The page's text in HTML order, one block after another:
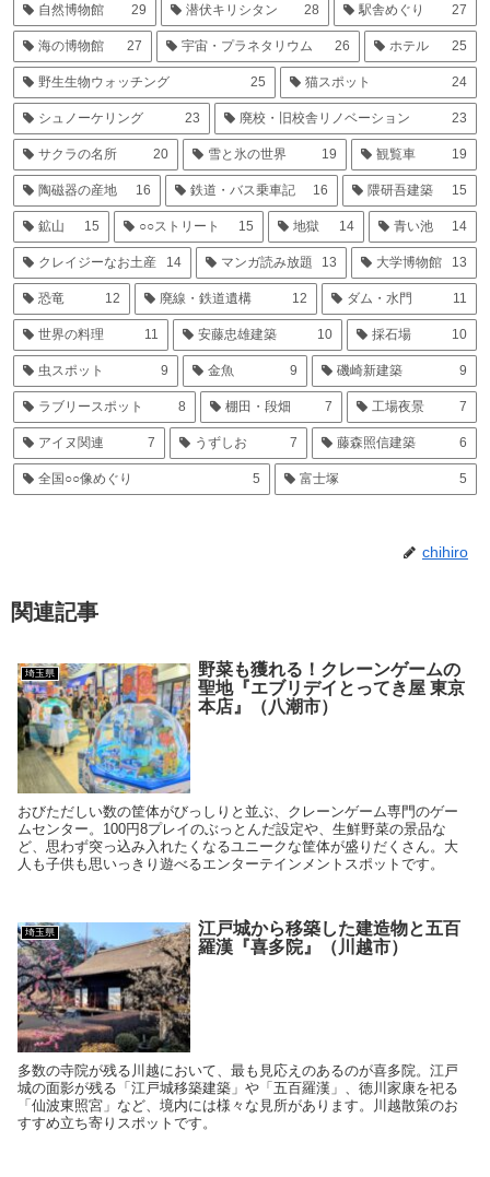
自然博物館 29 潜伏キリシタン 28 駅舎めぐり 27
海の博物館 27 宇宙・プラネタリウム 26 ホテル 25
野生生物ウォッチング 25 猫スポット 24
シュノーケリング 23 廃校・旧校舎リノベーション 23
サクラの名所 20 雪と氷の世界 19 観覧車 19
陶磁器の産地 16 鉄道・バス乗車記 16 隈研吾建築 15
鉱山 15 ○○ストリート 15 地獄 14 青い池 14
クレイジーなお土産 14 マンガ読み放題 13 大学博物館 13
恐竜 12 廃線・鉄道遺構 12 ダム・水門 11
世界の料理 11 安藤忠雄建築 10 採石場 10
虫スポット 9 金魚 9 磯崎新建築 9
ラブリースポット 8 棚田・段畑 7 工場夜景 7
アイヌ関連 7 うずしお 7 藤森照信建築 6
全国○○像めぐり 5 富士塚 5
chihiro
関連記事
埼玉県
野菜も獲れる！クレーンゲームの
聖地『エブリデイとってき屋 東京
本店』（八潮市）
おびただしい数の筐体がびっしりと並ぶ、クレーンゲーム専門のゲー
ムセンター。100円8プレイのぶっとんだ設定や、生鮮野菜の景品な
ど、思わず突っ込み入れたくなるユニークな筐体が盛りだくさん。大
人も子供も思いっきり遊べるエンターテインメントスポットです。
埼玉県
江戸城から移築した建造物と五百
羅漢『喜多院』（川越市）
多数の寺院が残る川越において、最も見応えのあるのが喜多院。江戸
城の面影が残る「江戸城移築建築」や「五百羅漢」、徳川家康を祀る
「仙波東照宮」など、境内には様々な見所があります。川越散策のお
すすめ立ち寄りスポットです。